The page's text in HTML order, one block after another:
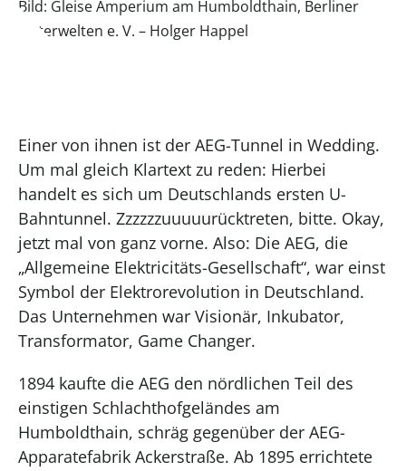
Bild: Gleise Amperium am Humboldthain, Berliner
Unterwelten e. V. – Holger Happel
Einer von ihnen ist der AEG-Tunnel in Wedding.
Um mal gleich Klartext zu reden: Hierbei
handelt es sich um Deutschlands ersten U-
Bahntunnel. Zzzzzzuuuuurücktreten, bitte. Okay,
jetzt mal von ganz vorne. Also: Die AEG, die
„Allgemeine Elektricitäts-Gesellschaft“, war einst
Symbol der Elektrorevolution in Deutschland.
Das Unternehmen war Visionär, Inkubator,
Transformator, Game Changer.
1894 kaufte die AEG den nördlichen Teil des
einstigen Schlachthofgeländes am
Humboldthain, schräg gegenüber der AEG-
Apparatefabrik Ackerstraße. Ab 1895 errichtete